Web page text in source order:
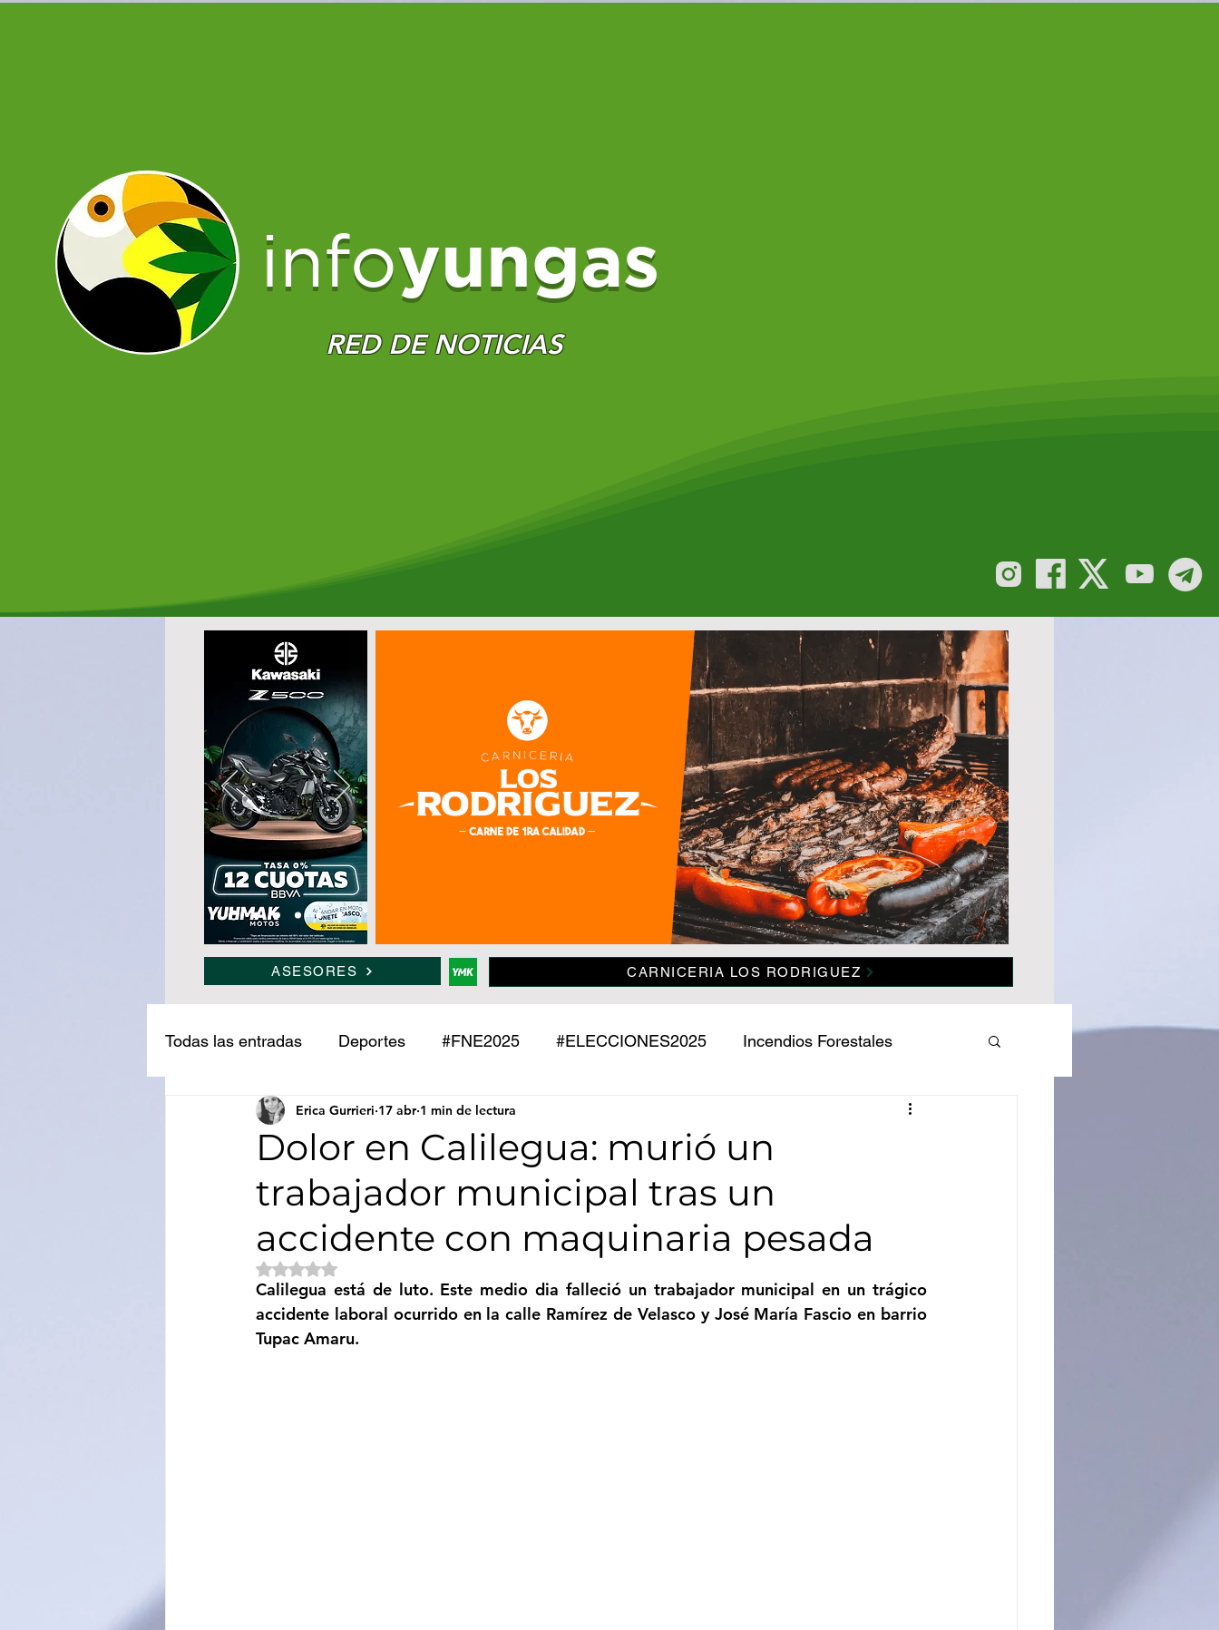
infoyungas
RED DE NOTICIAS
ASESORES CARNICERIA LOS RODRIGUEZ
Todas las entradas Deportes #FNE2025 #ELECCIONES2025 Incendios Forestales
Narcotráfico Ledesma Policiales
Medio ambiente Turismo Mascotas Entrevistas Historias Economía
Sociedad Educación Femicidio Incendios Tenis de Mesa Caimancito
Categoría sin título
Dolor en Calilegua: murió un
trabajador municipal tras un
accidente con maquinaria pesada
Erica Gurrieri 17 abr 1 min de lectura
Obtuvo NaN de 5 estrellas.
Calilegua está de luto. Este medio dia falleció un trabajador municipal en un trágico
accidente laboral ocurrido en la calle Ramírez de Velasco y José María Fascio en barrio
Tupac Amaru.